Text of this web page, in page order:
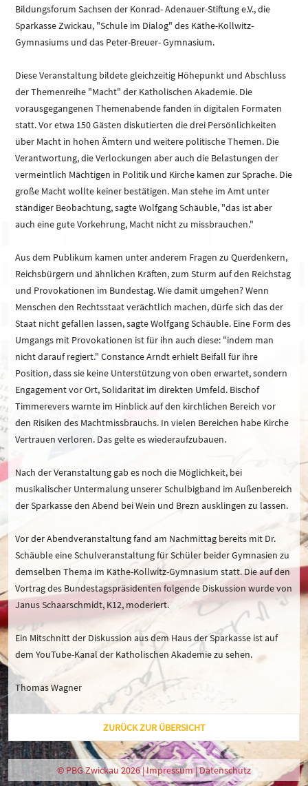
Bildungsforum Sachsen der Konrad- Adenauer-Stiftung e.V., die
Sparkasse Zwickau, "Schule im Dialog" des Käthe-Kollwitz-
Gymnasiums und das Peter-Breuer- Gymnasium.
Diese Veranstaltung bildete gleichzeitig Höhepunkt und Abschluss
der Themenreihe "Macht" der Katholischen Akademie. Die
vorausgegangenen Themenabende fanden in digitalen Formaten
statt. Vor etwa 150 Gästen diskutierten die drei Persönlichkeiten
über Macht in hohen Ämtern und weitere politische Themen. Die
Verantwortung, die Verlockungen aber auch die Belastungen der
vermeintlich Mächtigen in Politik und Kirche kamen zur Sprache. Die
große Macht wollte keiner bestätigen. Man stehe im Amt unter
ständiger Beobachtung, sagte Wolfgang Schäuble, "das ist aber
auch eine gute Vorkehrung, Macht nicht zu missbrauchen."
Aus dem Publikum kamen unter anderem Fragen zu Querdenkern,
Reichsbürgern und ähnlichen Kräften, zum Sturm auf den Reichstag
und Provokationen im Bundestag. Wie damit umgehen? Wenn
Menschen den Rechtsstaat verächtlich machen, dürfe sich das der
Staat nicht gefallen lassen, sagte Wolfgang Schäuble. Eine Form des
Umgangs mit Provokationen ist für ihn auch diese: "indem man
nicht darauf regiert." Constance Arndt erhielt Beifall für ihre
Position, dass sie keine Unterstützung von oben erwartet, sondern
Engagement vor Ort, Solidarität im direkten Umfeld. Bischof
Timmerevers warnte im Hinblick auf den kirchlichen Bereich vor
den Risiken des Machtmissbrauchs. In vielen Bereichen habe Kirche
Vertrauen verloren. Das gelte es wiederaufzubauen.
Nach der Veranstaltung gab es noch die Möglichkeit, bei
musikalischer Untermalung unserer Schulbigband im Außenbereich
der Sparkasse den Abend bei Wein und Brezn ausklingen zu lassen.
Vor der Abendveranstaltung fand am Nachmittag bereits mit Dr.
Schäuble eine Schulveranstaltung für Schüler beider Gymnasien zu
demselben Thema im Käthe-Kollwitz-Gymnasium statt. Die auf den
Vortrag des Bundestagspräsidenten folgende Diskussion wurde von
Janus Schaarschmidt, K12, moderiert.
Ein Mitschnitt der Diskussion aus dem Haus der Sparkasse ist auf
dem YouTube-Kanal der Katholischen Akademie zu sehen.
Thomas Wagner
ZURÜCK ZUR ÜBERSICHT
© PBG Zwickau 2026 |Impressum|Datenschutz